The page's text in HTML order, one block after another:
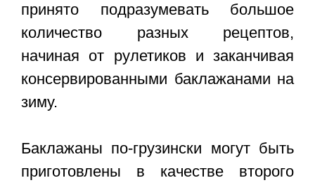
принято подразумевать большое
количество разных рецептов,
начиная от рулетиков и заканчивая
консервированными баклажанами на
зиму.
Баклажаны по-грузински могут быть
приготовлены в качестве второго